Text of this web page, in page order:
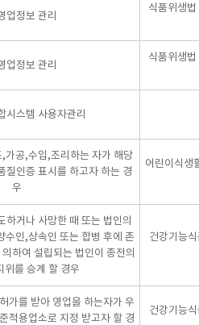
업정보 관리
식품위생
업정보 관리
식품위생
시스템 사용자관리
가공,수입,조리하는 자가 해당
질인증 표시를 하고자 하는 경
우
어린이식생
하거나 사망한 때 또는 법인의
수인,상속인 또는 합병 후에 존
하여 설립되는 법인이 종전의
위를 승계 할 경우
건강기능
가를 받아 영업을 하는자가 우
적용업소로 지정 받고자 할 경
건강기능